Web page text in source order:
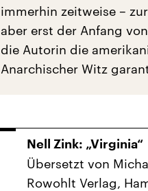
immerhin zeitweise –
aber erst der Anfang
die Autorin die
Anarchischer Witz
Nell Zink: „Virginia“
Übersetzt von
Rowohlt Verlag,